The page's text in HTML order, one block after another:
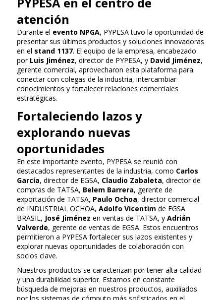
atención
Durante el evento NPGA, PYPESA tuvo la oportunidad de
presentar sus últimos productos y soluciones innovadoras
en el stand 1137. El equipo de la empresa, encabezado
por Luis Jiménez, director de PYPESA, y David Jiménez,
gerente comercial, aprovecharon esta plataforma para
conectar con colegas de la industria, intercambiar
conocimientos y fortalecer relaciones comerciales
estratégicas.
Fortaleciendo lazos y
explorando nuevas
oportunidades
En este importante evento, PYPESA se reunió con
destacados representantes de la industria, como Carlos
García, director de EGSA, Claudio Zabaleta, director de
compras de TATSA, Belem Barrera, gerente de
exportación de TATSA, Paulo Ochoa, director comercial
de INDUSTRIAL OCHOA, Adolfo Vicentim de EGSA
BRASIL, José Jiménez en ventas de TATSA, y Adrián
Valverde, gerente de ventas de EGSA. Estos encuentros
permitieron a PYPESA fortalecer sus lazos existentes y
explorar nuevas oportunidades de colaboración con
socios clave.
Nuestros productos se caracterizan por tener alta calidad
y una durabilidad superior. Estamos en constante
búsqueda de mejoras en nuestros productos, auxiliados